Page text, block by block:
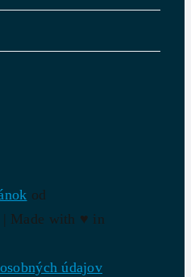
od
| Made with ♥ in
údajov